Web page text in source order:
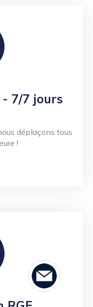
- 7/7 jours
déplaçons tous
!